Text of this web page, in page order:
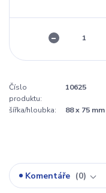
Číslo
produktu:
10625
šířka/hloubka: 88 x 75 mm
Komentáře 0